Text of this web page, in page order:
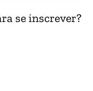
se inscrever?